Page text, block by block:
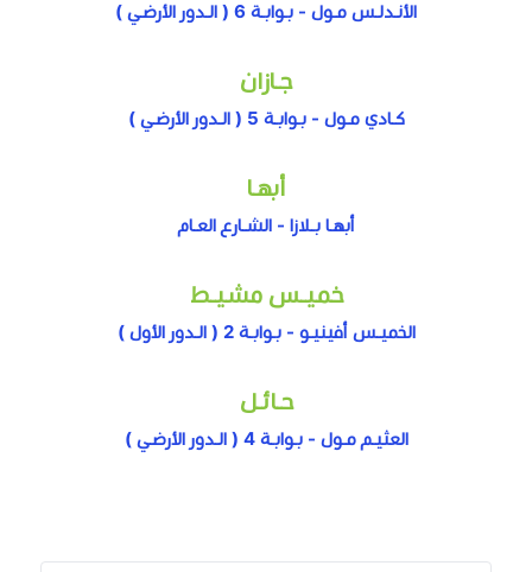
الأنـدلـس مـول - بـوابـة 6 ( الـدور الأرضـي )
جـازان
كـادي مـول - بـوابـة 5 ( الـدور الأرضـي )
أبهـا
أبهـا بـلازا - الشـارع العـام
خميـس مشيـط
الخميـس أفينيـو - بـوابـة 2 ( الـدور الأول )
حـائـل
العثيـم مـول - بـوابـة 4 ( الـدور الأرضـي )